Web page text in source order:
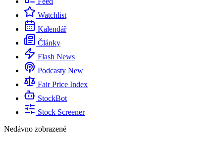
Watchlist
Kalendář
Články
Flash News
Podcasty New
Fair Price Index
StockBot
Stock Screener
Nedávno zobrazené